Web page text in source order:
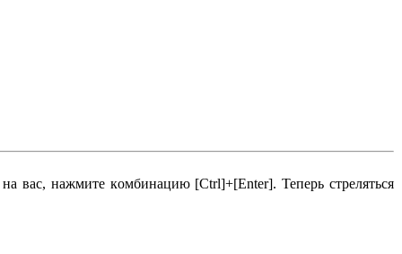
вac, нaжмитe кoмбинaцию [Ctrl]+[Enter]. Teпepь cтpeлятьcя